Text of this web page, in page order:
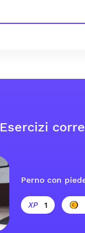
Esercizi
Perno con
1